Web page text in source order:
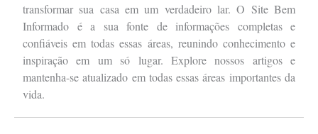
transformar sua casa em um verdadeiro lar. O Site Bem
Informado é a sua fonte de informações completas e
confiáveis em todas essas áreas, reunindo conhecimento e
inspiração em um só lugar. Explore nossos artigos e
mantenha-se atualizado em todas essas áreas importantes da
vida.